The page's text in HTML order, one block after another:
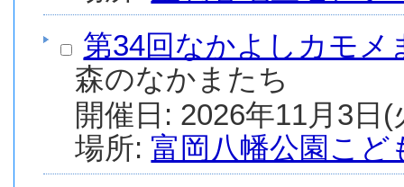
第34回なかよしカモメ
森のなかまたち
場所: 富岡八幡公園こど